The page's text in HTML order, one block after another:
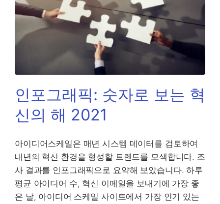
인포그래픽: 숫자로 보는 혁
신의 해 2021
아이디어스케일은 매년 시스템 데이터를 검토하여
내년의 혁신 환경을 형성할 트렌드를 모색합니다. 조
사 결과를 인포그래픽으로 요약해 보았습니다. 하루
평균 아이디어 수, 혁신 이메일을 보내기에 가장 좋
은 날, 아이디어 스케일 사이트에서 가장 인기 있는